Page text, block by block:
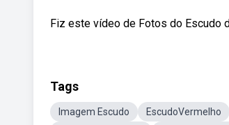
Fiz este vídeo de Fotos do Escudo
Tags
Imagem Escudo EscudoVermelho